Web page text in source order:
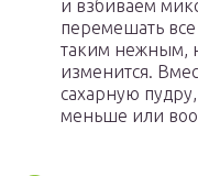
и взбиваем
перемешать
таким нежным,
изменится.
сахарную
меньше или